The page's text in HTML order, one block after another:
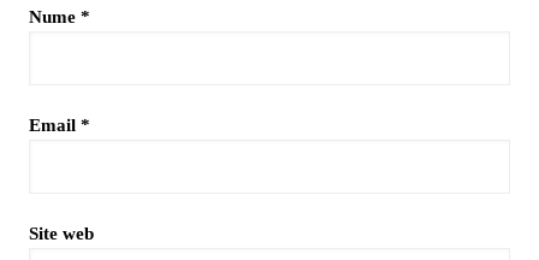
Nume *
Email *
Site web